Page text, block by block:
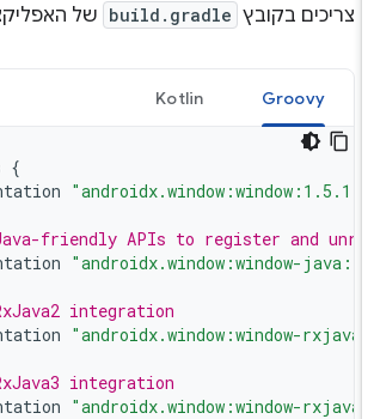
צריכים בקובץ build.gradle של
Groovy
Kotlin
"androidx.window:window:1.5.1"
friendly APIs to register and
"androidx.window:window-
integration
"androidx.window:window-
integration
"androidx.window:window-